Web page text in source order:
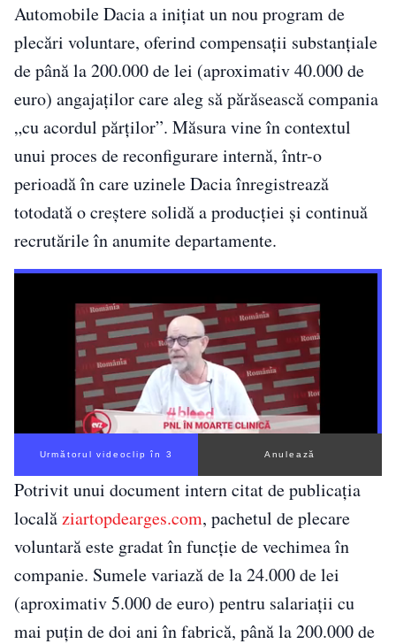
Automobile Dacia a inițiat un nou program de
plecări voluntare, oferind compensații substanțiale
de până la 200.000 de lei (aproximativ 40.000 de
euro) angajaților care aleg să părăsească compania
„cu acordul părților”. Măsura vine în contextul
unui proces de reconfigurare internă, într-o
perioadă în care uzinele Dacia înregistrează
totodată o creștere solidă a producției și continuă
recrutările în anumite departamente.
Următorul videoclip în 2 Anulează
Potrivit unui document intern citat de publicația
localăziartopdearges.com, pachetul de plecare
voluntară este gradat în funcție de vechimea în
companie. Sumele variază de la 24.000 de lei
(aproximativ 5.000 de euro) pentru salariații cu
mai puțin de doi ani în fabrică, până la 200.000 de